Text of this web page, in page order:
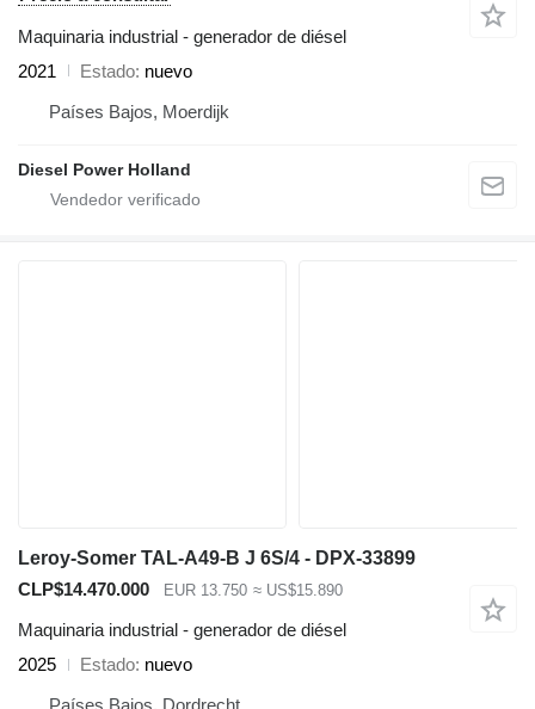
Maquinaria industrial - generador de diésel
2021
Estado nuevo
Países Bajos, Moerdijk
Diesel Power Holland
Leroy-Somer TAL-A49-B J 6S/4 - DPX-33899
CLP$14.470.000
EUR 13.750 ≈ US$15.890
Maquinaria industrial - generador de diésel
2025
Estado nuevo